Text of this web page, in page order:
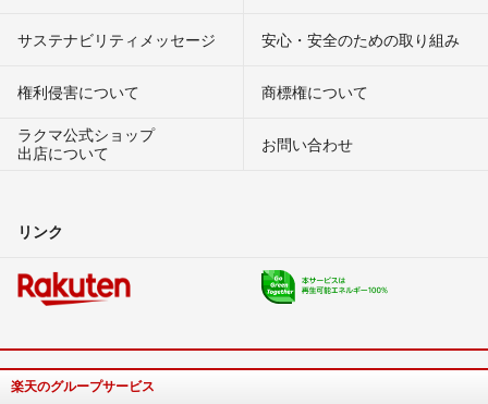
サステナビリティメッセージ 安心・安全のための取り組み
権利侵害について
商標権について
ラクマ公式ショップ
出店について
お問い合わせ
リンク
楽天のグループサービス